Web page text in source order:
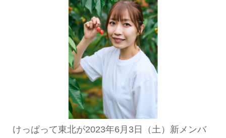
けっぱって東北が2023年6月3日（土）新メンバ